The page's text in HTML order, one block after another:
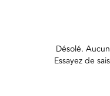
Désolé.
Essayez de